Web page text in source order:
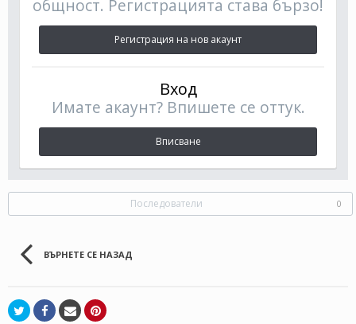
общност. Регистрацията става бързо!
Регистрация на нов акаунт
Вход
Имате акаунт? Впишете се оттук.
Вписване
Последователи 0
ВЪРНЕТЕ СЕ НАЗАД